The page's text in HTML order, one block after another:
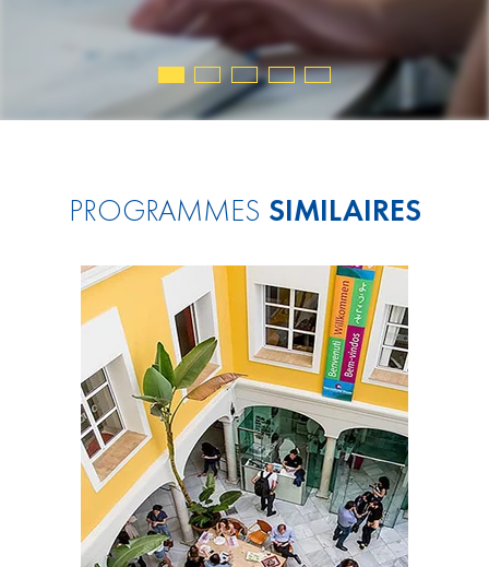
PROGRAMMES SIMILAIRES